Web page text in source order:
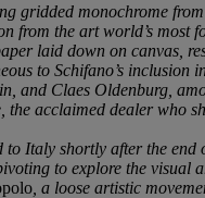
gridded monochrome
from the art world’s
laid down on canvas,
to Schifano’s inclusion
and Claes Oldenburg,
acclaimed dealer who
Italy shortly after the
to explore the visual
, a loose artistic